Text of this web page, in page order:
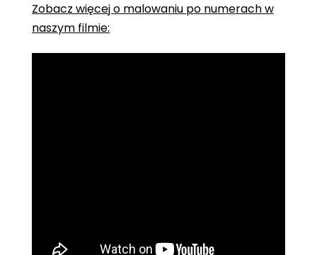
Zobacz więcej o malowaniu po numerach w
naszym filmie: